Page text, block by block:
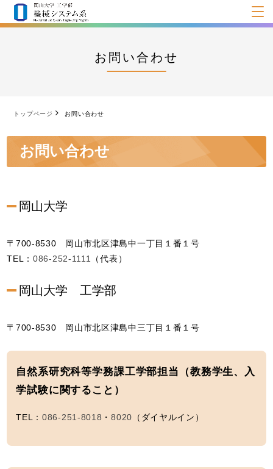
お問い合わせ
トップページ お問い合わせ
お問い合わせ
岡山大学
〒700-8530 岡山市北区津島中一丁目１番１号
TEL：086-252-1111 （代表）
岡山大学 工学部
〒700-8530 岡山市北区津島中三丁目１番１号
自然系研究科等学務課工学部担当（教務学生、入
学試験に関すること）
TEL：086-251-8018 ・8020 （ダイヤルイン）